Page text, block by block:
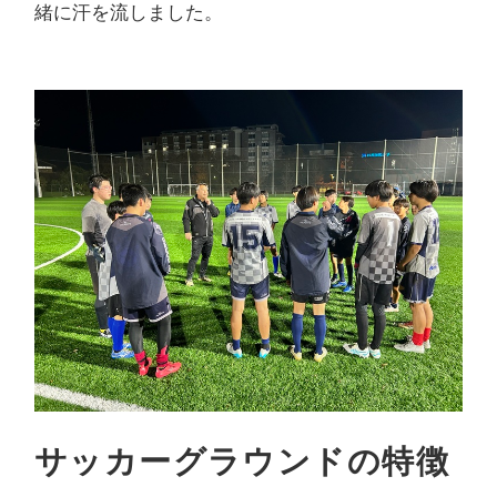
緒に汗を流しました。
サッカーグラウンドの特徴